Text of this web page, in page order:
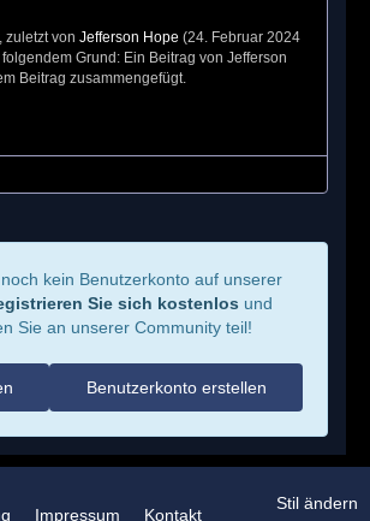
zuletzt von Jefferson Hope (24. Februar 2024
Grund: Ein Beitrag von Jefferson
Beitrag zusammengefügt.
kein Benutzerkonto auf unserer
Sie sich kostenlos und
Sie an unserer Community teil!
Benutzerkonto erstellen
Stil ändern
Impressum Kontakt